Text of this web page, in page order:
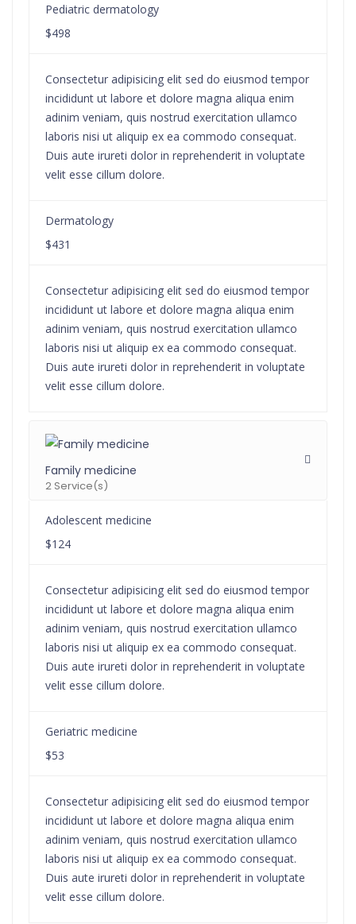
Pediatric dermatology
$498
Consectetur adipisicing elit sed do eiusmod tempor
incididunt ut labore et dolore magna aliqua enim
adinim veniam, quis nostrud exercitation ullamco
laboris nisi ut aliquip ex ea commodo consequat.
Duis aute irureti dolor in reprehenderit in voluptate
velit esse cillum dolore.
Dermatology
$431
Consectetur adipisicing elit sed do eiusmod tempor
incididunt ut labore et dolore magna aliqua enim
adinim veniam, quis nostrud exercitation ullamco
laboris nisi ut aliquip ex ea commodo consequat.
Duis aute irureti dolor in reprehenderit in voluptate
velit esse cillum dolore.
Family medicine
2 Service(s)
Adolescent medicine
$124
Consectetur adipisicing elit sed do eiusmod tempor
incididunt ut labore et dolore magna aliqua enim
adinim veniam, quis nostrud exercitation ullamco
laboris nisi ut aliquip ex ea commodo consequat.
Duis aute irureti dolor in reprehenderit in voluptate
velit esse cillum dolore.
Geriatric medicine
$53
Consectetur adipisicing elit sed do eiusmod tempor
incididunt ut labore et dolore magna aliqua enim
adinim veniam, quis nostrud exercitation ullamco
laboris nisi ut aliquip ex ea commodo consequat.
Duis aute irureti dolor in reprehenderit in voluptate
velit esse cillum dolore.